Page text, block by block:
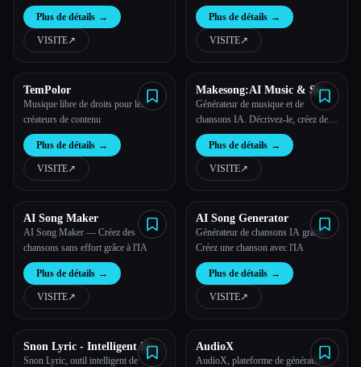
gratuitement. Télécharge et écoute de
la musique innovante dès
maintenant !
Plus de détails →
VISITE↗︎
en chansons de qualité
professionnelle grâce à une
technologie avancée d'intelligence
artificielle.
Plus de détails →
VISITE↗︎
TemPolor
Musique libre de droits pour les
créateurs de contenu
Plus de détails →
VISITE↗︎
Makesong:AI Music & Song
Generator
Générateur de musique et de
chansons IA. Décrivez-le, créez des
chansons en quelques secondes.
Génère de la musique de haute
qualité en quelques secondes
Plus de détails →
VISITE↗︎
AI Song Maker
AI Song Maker — Créez des
chansons sans effort grâce à l'IA
Plus de détails →
VISITE↗︎
AI Song Generator
Générateur de chansons IA gratuit -
Créez une chanson avec l'IA
Plus de détails →
VISITE↗︎
Snon Lyric - Intelligent Lyric
Creation Tool
Snon Lyric, outil intelligent de
AudioX
AudioX, plateforme de génération